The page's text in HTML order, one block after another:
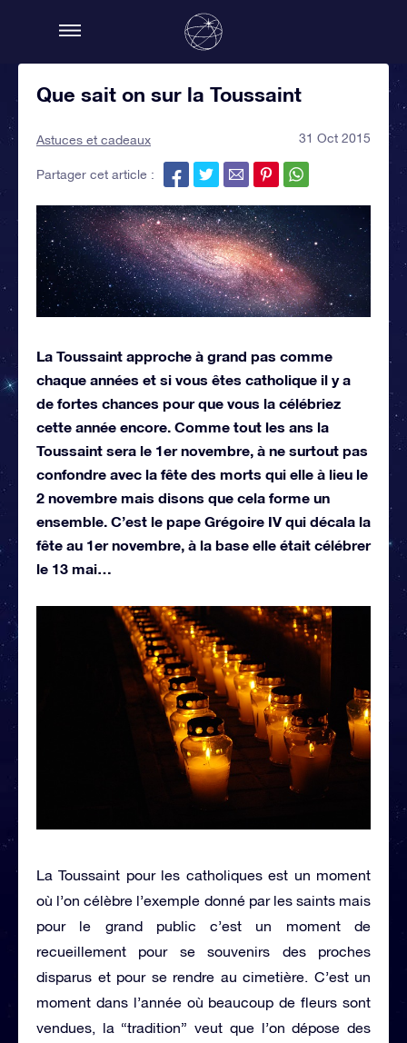
Que sait on sur la Toussaint
Astuces et cadeaux 31 Oct 2015
Partager cet article :
La Toussaint approche à grand pas comme
chaque années et si vous êtes catholique il y a
de fortes chances pour que vous la célébriez
cette année encore. Comme tout les ans la
Toussaint sera le 1er novembre, à ne surtout pas
confondre avec la fête des morts qui elle à lieu le
2 novembre mais disons que cela forme un
ensemble. C’est le pape Grégoire IV qui décala la
fête au 1er novembre, à la base elle était célébrer
le 13 mai…
La Toussaint pour les catholiques est un moment
où l’on célèbre l’exemple donné par les saints mais
pour le grand public c’est un moment de
recueillement pour se souvenirs des proches
disparus et pour se rendre au cimetière. C’est un
moment dans l’année où beaucoup de fleurs sont
vendues, la “tradition” veut que l’on dépose des